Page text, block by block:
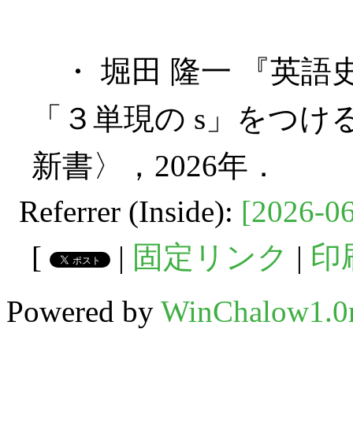
・ 堀田 隆一 『英語
「３単現の s」をつ
新書〉，2026年．
Referrer (Inside): [2026-
[
| 固定リンク | 印
Powered by